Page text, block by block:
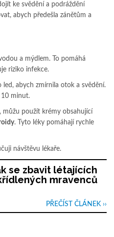
ke svědění a podráždění
abych předešla zánětům a
a mýdlem. To pomáhá
riziko infekce.
led, abych zmírnila otok a svědění.
minut.
, můžu použít krémy obsahující
. Tyto léky pomáhají rychle
návštěvu lékaře.
se zbavit létajících
mravenců
PŘEČÍST ČLÁNEK ››